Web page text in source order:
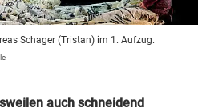
Schager (Tristan) im 1. Aufzug.
auch schneidend